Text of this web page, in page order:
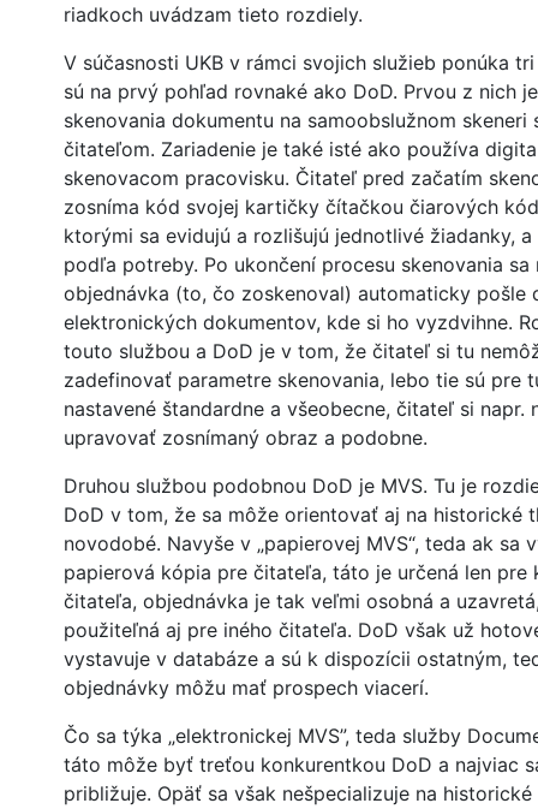
riadkoch uvádzam tieto rozdiely.
V súčasnosti UKB v rámci svojich služieb ponúka
sú na prvý pohľad rovnaké ako DoD. Prvou z nich
skenovania dokumentu na samoobslužnom skeneri
čitateľom. Zariadenie je také isté ako používa
skenovacom pracovisku. Čitateľ pred začatím
zosníma kód svojej kartičky čítačkou čiarových
ktorými sa evidujú a rozlišujú jednotlivé žiadanky, a
podľa potreby. Po ukončení procesu skenovania sa
objednávka (to, čo zoskenoval) automaticky pošle
elektronických dokumentov, kde si ho vyzdvihne.
touto službou a DoD je v tom, že čitateľ si tu
zadefinovať parametre skenovania, lebo tie sú pre
nastavené štandardne a všeobecne, čitateľ si napr.
upravovať zosnímaný obraz a podobne.
Druhou službou podobnou DoD je MVS. Tu je
DoD v tom, že sa môže orientovať aj na historické
novodobé. Navyše v „papierovej MVS“, teda ak sa
papierová kópia pre čitateľa, táto je určená len pre
čitateľa, objednávka je tak veľmi osobná a
použiteľná aj pre iného čitateľa. DoD však už
vystavuje v databáze a sú k dispozícii ostatným,
objednávky môžu mať prospech viacerí.
Čo sa týka „elektronickej MVS”, teda služby
táto môže byť treťou konkurentkou DoD a najviac
približuje. Opäť sa však nešpecializuje na historické